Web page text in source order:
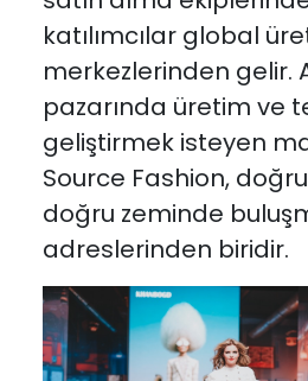
katılımcılar global
merkezlerinden gelir.
pazarında üretim ve
geliştirmek isteyen
Source Fashion,
doğru zeminde
adreslerinden biridir.